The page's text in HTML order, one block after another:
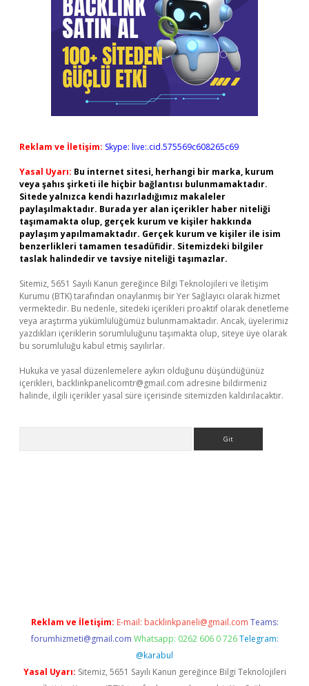
Reklam ve İletişim: Skype: live:.cid.575569c608265c69
Yasal Uyarı: Bu internet sitesi, herhangi bir marka, kurum
veya şahıs şirketi ile hiçbir bağlantısı bulunmamaktadır.
Sitede yalnızca kendi hazırladığımız makaleler
paylaşılmaktadır. Burada yer alan içerikler haber niteliği
taşımamakta olup, gerçek kurum ve kişiler hakkında
paylaşım yapılmamaktadır. Gerçek kurum ve kişiler ile isim
benzerlikleri tamamen tesadüfidir. Sitemizdeki bilgiler
taslak halindedir ve tavsiye niteliği taşımazlar.
Sitemiz, 5651 Sayılı Kanun gereğince Bilgi Teknolojileri ve İletişim
Kurumu (BTK) tarafından onaylanmış bir Yer Sağlayıcı olarak hizmet
vermektedir. Bu nedenle, sitedeki içerikleri proaktif olarak denetleme
veya araştırma yükümlülüğümüz bulunmamaktadır. Ancak, üyelerimiz
yazdıkları içeriklerin sorumluluğunu taşımakta olup, siteye üye olarak
bu sorumluluğu kabul etmiş sayılırlar.
Hukuka ve yasal düzenlemelere aykırı olduğunu düşündüğünüz
içerikleri, backlinkpanelicomtr@gmail.com adresine bildirmeniz
halinde, ilgili içerikler yasal süre içerisinde sitemizden kaldırılacaktır.
Reklam ve İletişim: E-mail: backlinkpaneli@gmail.com Teams:
forumhizmeti@gmail.com Whatsapp: 0262 606 0 726 Telegram:
@karabul
Yasal Uyarı: Sitemiz, 5651 Sayılı Kanun gereğince Bilgi Teknolojileri